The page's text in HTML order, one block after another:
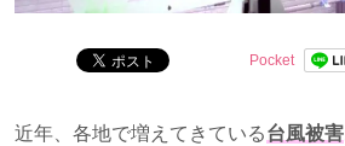
Pocket
近年、各地で増えてきている台風被害